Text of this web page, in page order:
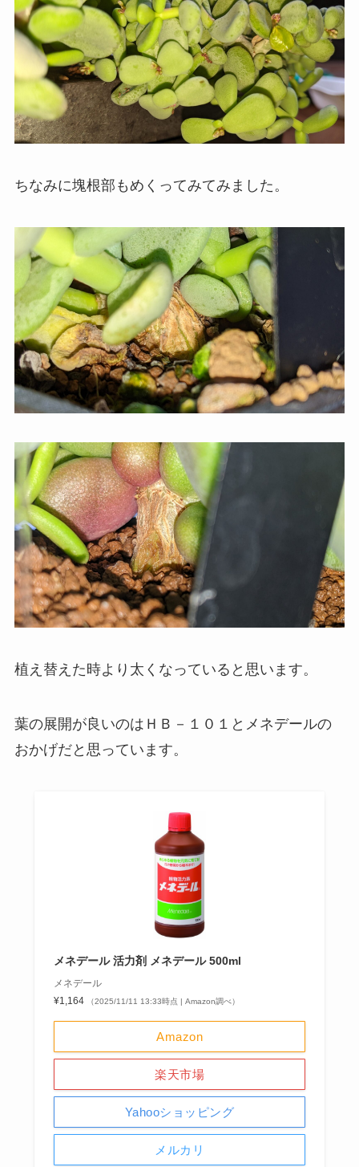
ちなみに塊根部もめくってみてみました。
植え替えた時より太くなっていると思います。
葉の展開が良いのはＨＢ－１０１とメネデールの
おかげだと思っています。
メネデール 活力剤 メネデール 500ml
メネデール
¥1,164
（2025/11/11 13:33時点 | Amazon調べ）
Amazon
楽天市場
Yahooショッピング
メルカリ